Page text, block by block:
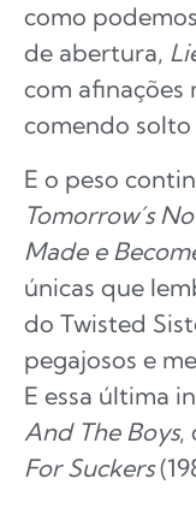
como
de abertura,
com afinações
comendo solto
E o peso
Tomorrow´s
Made e
únicas que
do Twisted
pegajosos e
E essa última
And The Boys,
For Suckers